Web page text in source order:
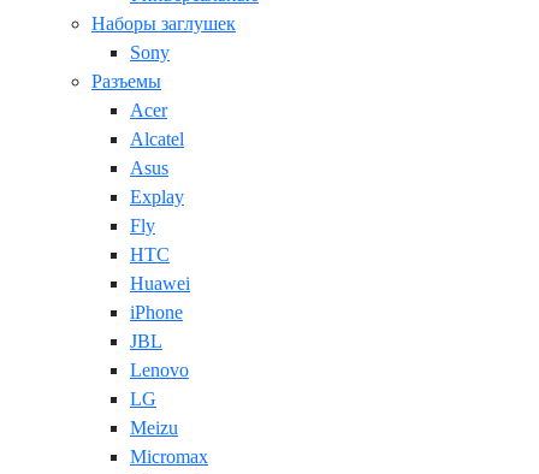
Наборы заглушек
Sony
Разъемы
Acer
Alcatel
Asus
Explay
Fly
HTC
Huawei
iPhone
JBL
Lenovo
LG
Meizu
Micromax